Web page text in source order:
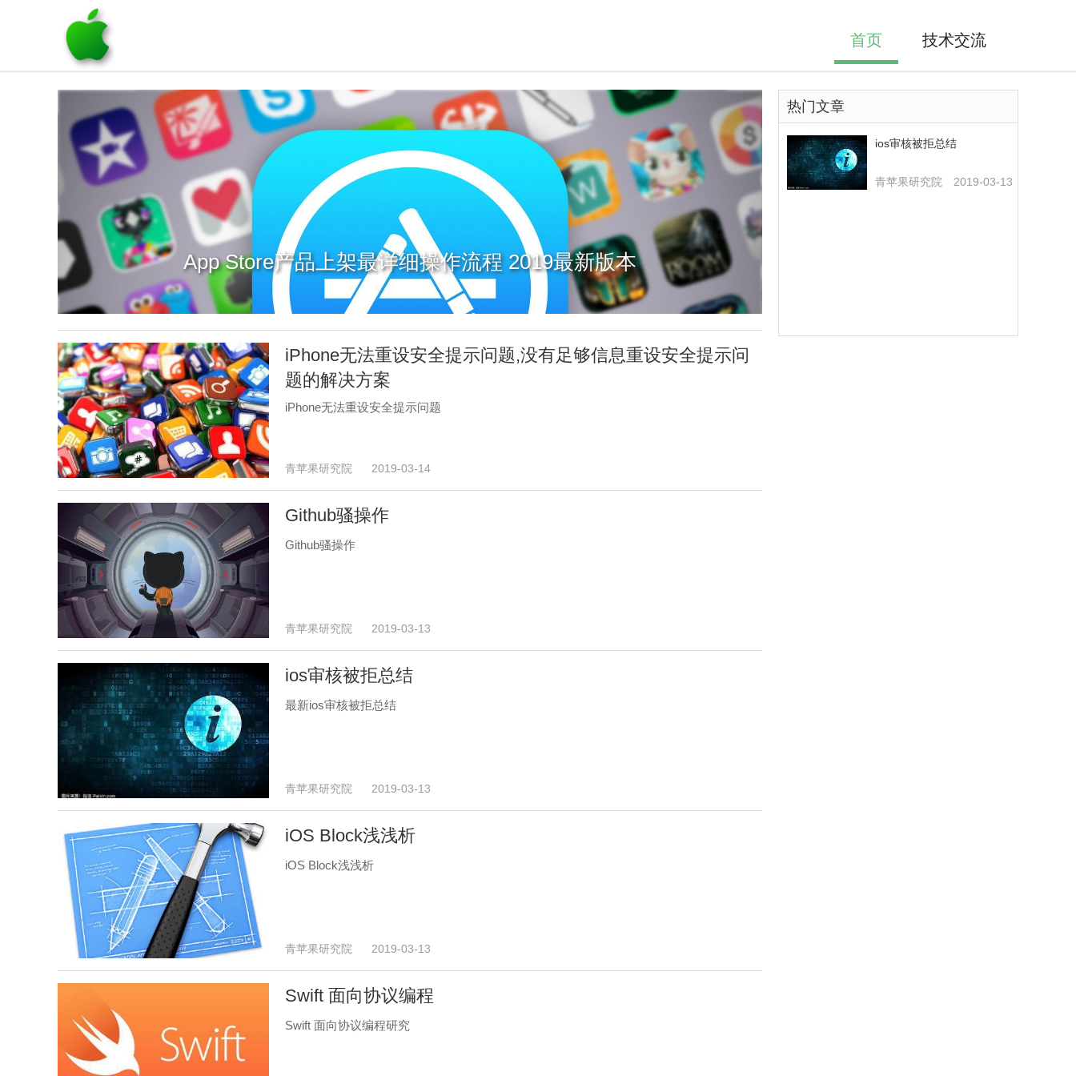
首页 技术交流
App Store产品上架最详细操作流程 2019最新版本
iPhone无法重设安全提示问题,没有足够信息重设安全提示问
题的解决方案
iPhone无法重设安全提示问题
青苹果研究院 2019-03-14
Github骚操作
Github骚操作
青苹果研究院 2019-03-13
ios审核被拒总结
最新ios审核被拒总结
青苹果研究院 2019-03-13
iOS Block浅浅析
iOS Block浅浅析
青苹果研究院 2019-03-13
Swift 面向协议编程
Swift 面向协议编程研究
热门文章
ios审核被拒总结
青苹果研究院 2019-03-13